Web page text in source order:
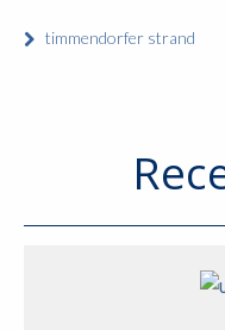
timmendorfer strand